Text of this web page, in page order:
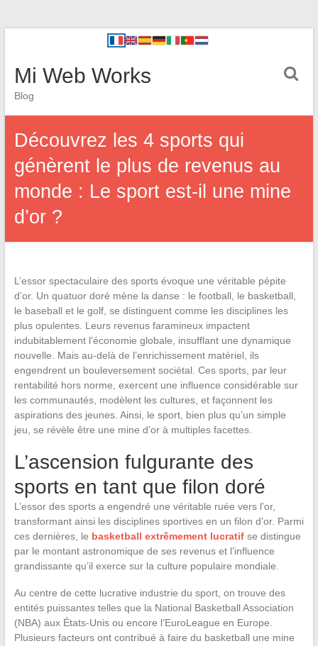
Mi Web Works
Blog
Découvrez les 4 sports qui
génèrent le plus de revenus au
monde : Le sport est-il une mine
d’or ?
L’essor spectaculaire des sports évoque une véritable pépite
d’or. Un quatuor doré mène la danse : le football, le basketball,
le baseball et le golf, se distinguent comme les disciplines les
plus opulentes. Leurs revenus faramineux impactent
indubitablement l’économie globale, insufflant une dynamique
nouvelle. Mais au-delà de l’enrichissement matériel, ils
engendrent un bouleversement sociétal. Ces sports, par leur
rentabilité hors norme, exercent une influence considérable sur
les communautés, modèlent les cultures, et façonnent les
aspirations des jeunes. Ainsi, le sport, bien plus qu’un simple
jeu, se révèle être une mine d’or à multiples facettes.
L’ascension fulgurante des
sports en tant que filon doré
L’essor des sports a engendré une véritable ruée vers l’or,
transformant ainsi les disciplines sportives en un filon d’or. Parmi
ces dernières, le basketball extrêmement lucratifse distingue
par le montant astronomique de ses revenus et l’influence
grandissante qu’il exerce sur la culture populaire mondiale.
Au centre de cette lucrative industrie du sport, on trouve des
entités puissantes telles que la National Basketball Association
(NBA) aux États-Unis ou encore l’EuroLeague en Europe.
Plusieurs facteurs ont contribué à faire du basketball une mine